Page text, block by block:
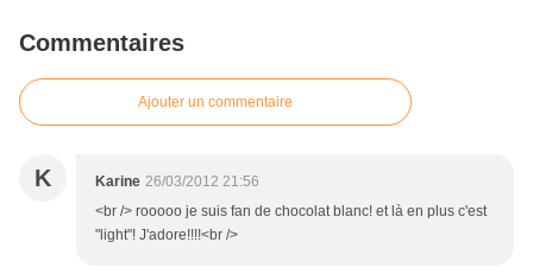
Commentaires
Ajouter un commentaire
K Karine 26/03/2012 21:56
<br /> rooooo je suis fan de chocolat blanc! et là en plus c'est
"light"! J'adore!!!!<br />